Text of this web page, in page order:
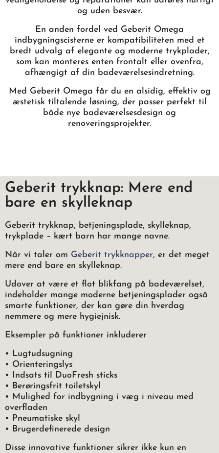
og uden besvær.
En anden fordel ved Geberit Omega
indbygningscisterne er kompatibiliteten med et
bredt udvalg af elegante og moderne trykplader,
som kan monteres enten frontalt eller ovenfra,
afhængigt af din badeværelsesindretning.
Med Geberit Omega får du en alsidig, effektiv og
æstetisk tiltalende løsning, der passer perfekt til
både nye badeværelsesdesign og
renoveringsprojekter.
Geberit trykknap: Mere end
bare en skylleknap
Geberit trykknap, betjeningsplade, skylleknap,
trykplade – kært barn har mange navne.
Når vi taler om Geberit trykknapper, er det meget
mere end bare en skylleknap.
Udover at være et flot blikfang på badeværelset,
indeholder mange moderne betjeningsplader også
smarte funktioner, der kan gøre din hverdag
nemmere og mere hygiejnisk.
Eksempler på funktioner inkluderer
• Lugtudsugning
• Orienteringslys
• Indsats til DuoFresh sticks
• Berøringsfrit toiletskyl
• Mulighed for indbygning i væg i niveau med
overfladen
• Pneumatiske skyl
• Brugerdefinerede design
Disse innovative funktioner sikrer ikke kun en